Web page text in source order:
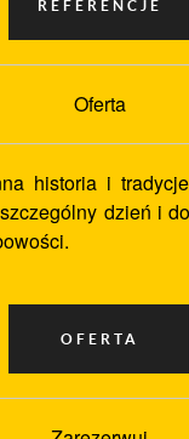
Oferta
historia i
dzień i